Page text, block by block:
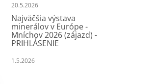
20.5.2026
Najväčšia výstava
minerálov v Európe -
Mníchov 2026 (zájazd) -
PRIHLÁSENIE
1.5.2026